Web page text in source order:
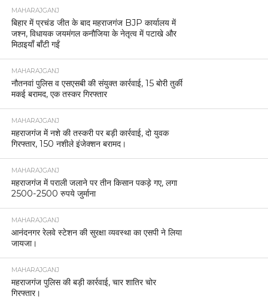
MAHARAJGANJ
बिहार में प्रचंड जीत के बाद महराजगंज BJP कार्यालय में
जश्न, विधायक जयमंगल कनौजिया के नेतृत्व में पटाखे और
मिठाइयाँ बाँटी गईं
MAHARAJGANJ
नौतनवां पुलिस व एसएसबी की संयुक्त कार्रवाई, 15 बोरी तुर्की
मकई बरामद, एक तस्कर गिरफ्तार
MAHARAJGANJ
महराजगंज में नशे की तस्करी पर बड़ी कार्रवाई, दो युवक
गिरफ्तार, 150 नशीले इंजेक्शन बरामद।
MAHARAJGANJ
महराजगंज में पराली जलाने पर तीन किसान पकड़े गए, लगा
2500-2500 रुपये जुर्माना
MAHARAJGANJ
आनंदनगर रेलवे स्टेशन की सुरक्षा व्यवस्था का एसपी ने लिया
जायजा।
MAHARAJGANJ
महराजगंज पुलिस की बड़ी कार्रवाई, चार शातिर चोर
गिरफ्तार।